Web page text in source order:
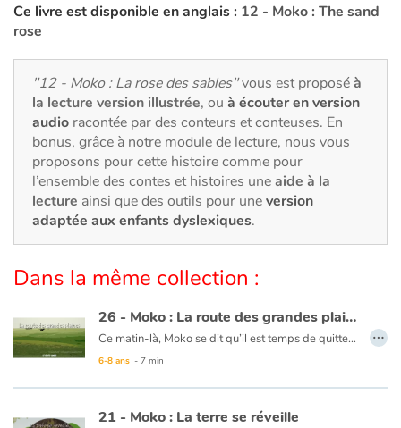
Art, espace, activité
Documentaires
En famille
Quotidien et loisirs
À l'école
Fêtes et évènements
Sujets de société
Émotions et sentiments
Ce livre est disponible en anglais : 12 - Moko : The sand
rose
"12 - Moko : La rose des sables"vous est proposéà
la lecture version illustrée, ou à écouter en version
audio racontée par des conteurs et conteuses. En
bonus, grâce à notre module de lecture, nous vous
proposons pour cette histoire comme pour
l’ensemble des contes et histoires uneaide à la
lecture ainsi que des outils pour uneversion
adaptée aux enfants dyslexiques.
Dans la même collection :
26 - Moko : La route des grandes plaines
Ce matin-là, Moko se dit qu’il est temps de quitter le pays de Meï-Li, il prépare sa pirogue. Un homme vient lui expliquer qu’il doit prendre la route des grandes plaines pour continuer son voyage. Moko rentre au village dire adieu à Meï-Li. Moko se met en chemin et un matin, il atteint cette fameuse route où l’horizon est infini. Le vent se lève et une bourrasque fait tomber Moko. En voyant sa pierre par terre, Moko pense à Meï-Li et se dit qu’il doit continuer pour ceux qu’il laisse. Il avance, serrant contre lui la pierre précieuse. Le cœur de Moko reprend espoir car il sait qu’un jour, son voyage prendra fin en le ramenant à ceux qu’ils aiment.
Ce livre est disponible en anglais :26 - Moko : The route of the great plains
6-8 ans - 7 min
…
21 - Moko : La terre se réveille